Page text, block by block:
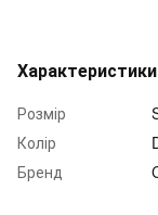
Характеристики
Розмір
Колір
Бренд